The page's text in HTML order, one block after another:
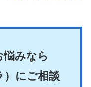
悩みなら
）にご相談